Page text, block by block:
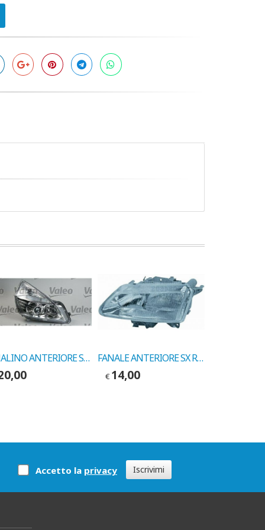
FANALINO ANTERIORE SX RENAULT ESPACE 07/88-> COD. VALEO 083161 FANALE ANTERIORE SX RENAULT LAGUNA 94-> COD. LEART 20215000
€ 14,00
Accetto la privacy Iscrivimi